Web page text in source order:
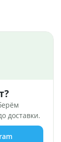
доставки.